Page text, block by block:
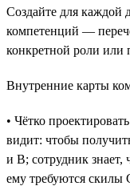
Создайте для каждой
компетенций —
конкретной роли или
Внутренние карты
• Чётко
видит: чтобы
и В; сотрудник знает,
ему требуются скилы